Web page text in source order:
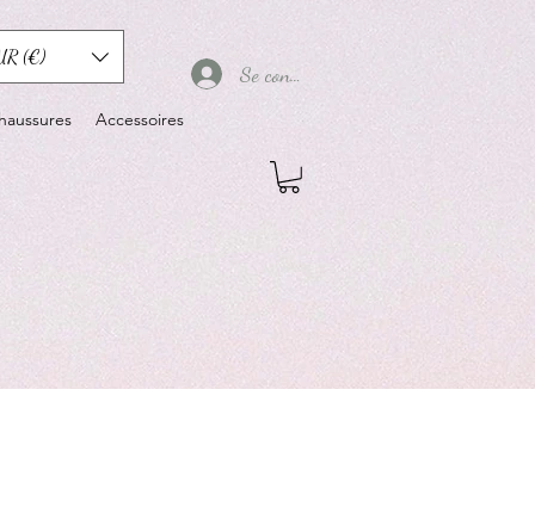
Accessoires
Se connecter
(€)